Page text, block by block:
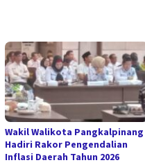
Wakil Walikota Pangkalpinang
Hadiri Rakor Pengendalian
Inflasi Daerah Tahun 2026